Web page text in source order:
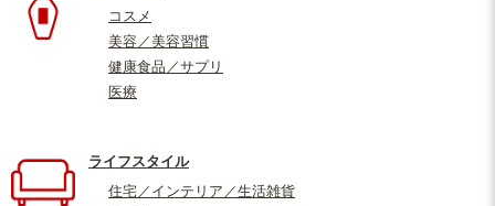
コスメ
美容／美容習慣
健康食品／サプリ
医療
ライフスタイル
住宅／インテリア／生活雑貨